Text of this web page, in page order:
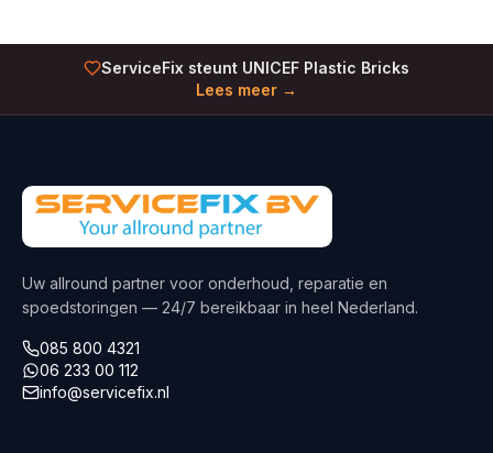
ServiceFix steunt UNICEF Plastic Bricks
Lees meer →
Uw allround partner voor onderhoud, reparatie en
spoedstoringen — 24/7 bereikbaar in heel Nederland.
085 800 4321
06 233 00 112
info@servicefix.nl